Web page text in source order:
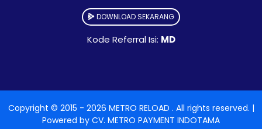
DOWNLOAD SEKARANG
Kode Referral Isi: MD
Copyright © 2015 - 2026 METRO RELOAD . All rights reserved. |
Powered by CV. METRO PAYMENT INDOTAMA